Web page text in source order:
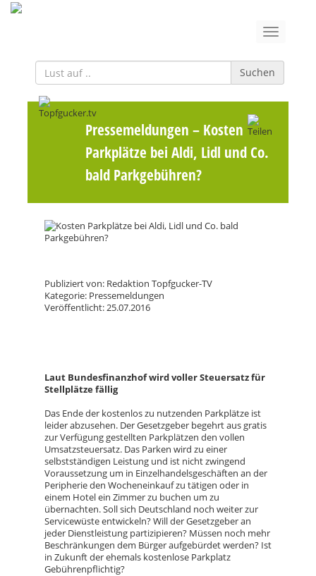
Suchen
Pressemeldungen – Kosten
Parkplätze bei Aldi, Lidl und Co.
bald Parkgebühren?
Publiziert von: Redaktion Topfgucker-TV
Kategorie: Pressemeldungen
Veröffentlicht: 25.07.2016
Laut Bundesfinanzhof wird voller Steuersatz für
Stellplätze fällig
Das Ende der kostenlos zu nutzenden Parkplätze ist
leider abzusehen. Der Gesetzgeber begehrt aus gratis
zur Verfügung gestellten Parkplätzen den vollen
Umsatzsteuersatz. Das Parken wird zu einer
selbstständigen Leistung und ist nicht zwingend
Voraussetzung um in Einzelhandelsgeschäften an der
Peripherie den Wocheneinkauf zu tätigen oder in
einem Hotel ein Zimmer zu buchen um zu
übernachten. Soll sich Deutschland noch weiter zur
Servicewüste entwickeln? Will der Gesetzgeber an
jeder Dienstleistung partizipieren? Müssen noch mehr
Beschränkungen dem Bürger aufgebürdet werden? Ist
in Zukunft der ehemals kostenlose Parkplatz
Gebührenpflichtig?